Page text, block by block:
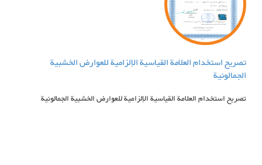
تصريح استخدام العلامة القياسية الإلزامية للعوارض الخشبیة
الجمالونیة
تصريح استخدام العلامة القياسية الإلزامية للعوارض الخشبیة الجمالونیة